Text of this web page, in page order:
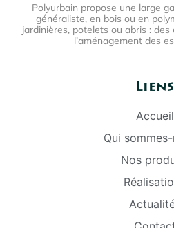
Polyurbain propose une large
généraliste, en bois ou en
jardinières, potelets ou abris :
l’aménagement des
Liens
Accueil
Qui
Nos